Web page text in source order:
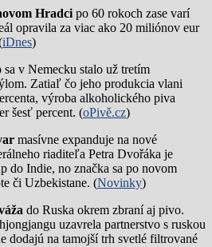
Hradci po 60 rokoch zase varí
opravila za viac ako 20 miliónov eur
iDnes)
sa v Nemecku stalo už tretím
Zatiaľ čo jeho produkcia vlani
výroba alkoholického piva
šesť percent. (oPivě.cz)
masívne expanduje na nové
riaditeľa Petra Dvořáka je
do Indie, no značka sa po novom
či Uzbekistane. (Novinky)
do Ruska okrem zbraní aj pivo.
uzavrela partnerstvo s ruskou
dodajú na tamojší trh svetlé filtrované